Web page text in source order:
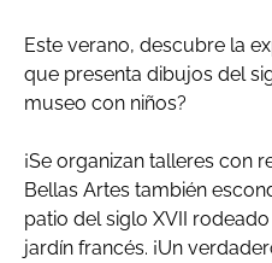
Este verano, descubre la
que presenta dibujos del
museo con niños?
¡Se organizan talleres con
Bellas Artes también
patio del siglo XVII
jardín francés. ¡Un